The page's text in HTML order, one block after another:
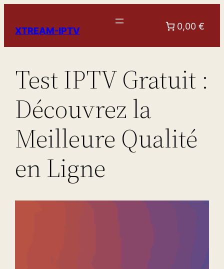
contenu
XTREAM-IPTV 0,00 €
Test IPTV Gratuit :
Découvrez la
Meilleure Qualité
en Ligne